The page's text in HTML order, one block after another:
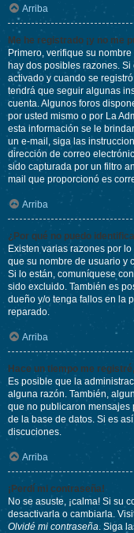
Arriba
Me he registrado ¡y no me
Primero, verifique su
hay dos posibles razones.
activado y cuando se
tendrá que seguir algunas
cuenta. Algunos foros
por usted mismo o por La
esta información se le
un e-mail, siga las
dirección de correo
sido capturada por un filtro
mail que proporcionó es
Arriba
¿Por qué no puedo
Existen varias razones por
que su nombre de usuario y
Si lo están, comuníquese
sido excluido. También es
dueño y/o tenga fallos en la
reparado.
Arriba
Hace un tiempo me
Es posible que la
alguna razón. También,
que no publicaron mensajes
de la base de datos. Si es
discuciones.
Arriba
¡Perdí mi contraseña!
No se asuste, ¡calma! Si su
desactivarla o cambiarla.
Olvidé mi contraseña. Siga